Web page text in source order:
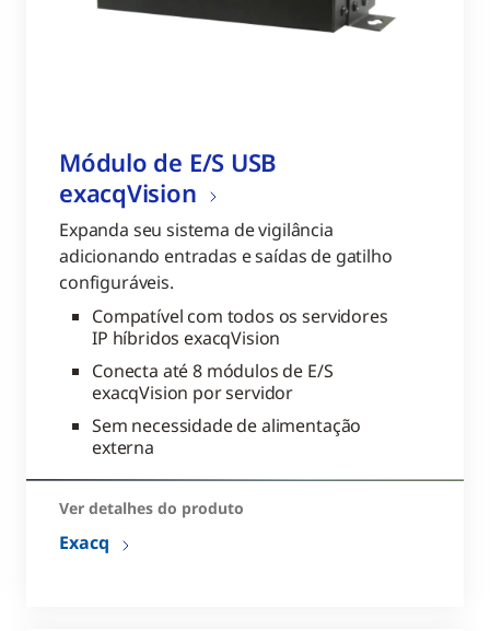
Módulo de E/S USB
exacqVision
Expanda seu sistema de vigilância
adicionando entradas e saídas de gatilho
configuráveis.
Compatível com todos os servidores
IP híbridos exacqVision
Conecta até 8 módulos de E/S
exacqVision por servidor
Sem necessidade de alimentação
externa
Ver detalhes do produto
Exacq